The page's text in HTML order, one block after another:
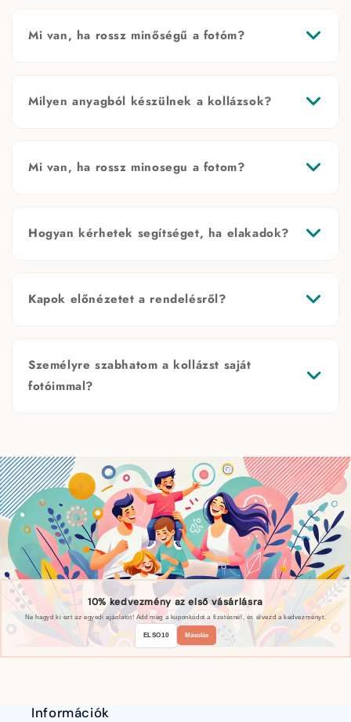
Mi van, ha rossz minőségű a fotóm?
Milyen anyagból készülnek a kollázsok?
Mi van, ha rossz minosegu a fotom?
Hogyan kérhetek segítséget, ha elakadok?
Kapok előnézetet a rendelésről?
Személyre szabhatom a kollázst saját
fotóimmal?
10% kedvezmény az első vásárlásra
Ne hagyd ki ezt az egyedi ajánlatot! Add meg a kuponkódot a fizetésnél, és élvezd a kedvezményt.
ELSO10 Másolás
Információk